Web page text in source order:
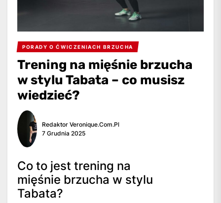
PORADY O ĆWICZENIACH BRZUCHA
Trening na mięśnie brzucha
w stylu Tabata – co musisz
wiedzieć?
Redaktor Veronique.com.pl
7 Grudnia 2025
Co to jest trening na
mięśnie brzucha w stylu
Tabata?